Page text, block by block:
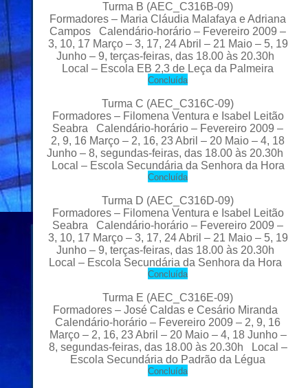
Turma B (AEC_C316B-09)
Formadores – Maria Cláudia Malafaya e Adriana
Campos Calendário-horário – Fevereiro 2009 –
3, 10, 17 Março – 3, 17, 24 Abril – 21 Maio – 5, 19
Junho – 9, terças-feiras, das 18.00 às 20.30h
Local – Escola EB 2,3 de Leça da Palmeira
Concluída
Turma C (AEC_C316C-09)
Formadores – Filomena Ventura e Isabel Leitão
Seabra Calendário-horário – Fevereiro 2009 –
2, 9, 16 Março – 2, 16, 23 Abril – 20 Maio – 4, 18
Junho – 8, segundas-feiras, das 18.00 às 20.30h
Local – Escola Secundária da Senhora da Hora
Concluída
Turma D (AEC_C316D-09)
Formadores – Filomena Ventura e Isabel Leitão
Seabra Calendário-horário – Fevereiro 2009 –
3, 10, 17 Março – 3, 17, 24 Abril – 21 Maio – 5, 19
Junho – 9, terças-feiras, das 18.00 às 20.30h
Local – Escola Secundária da Senhora da Hora
Concluída
Turma E (AEC_C316E-09)
Formadores – José Caldas e Cesário Miranda
Calendário-horário – Fevereiro 2009 – 2, 9, 16
Março – 2, 16, 23 Abril – 20 Maio – 4, 18 Junho –
8, segundas-feiras, das 18.00 às 20.30h Local –
Escola Secundária do Padrão da Légua
Concluída